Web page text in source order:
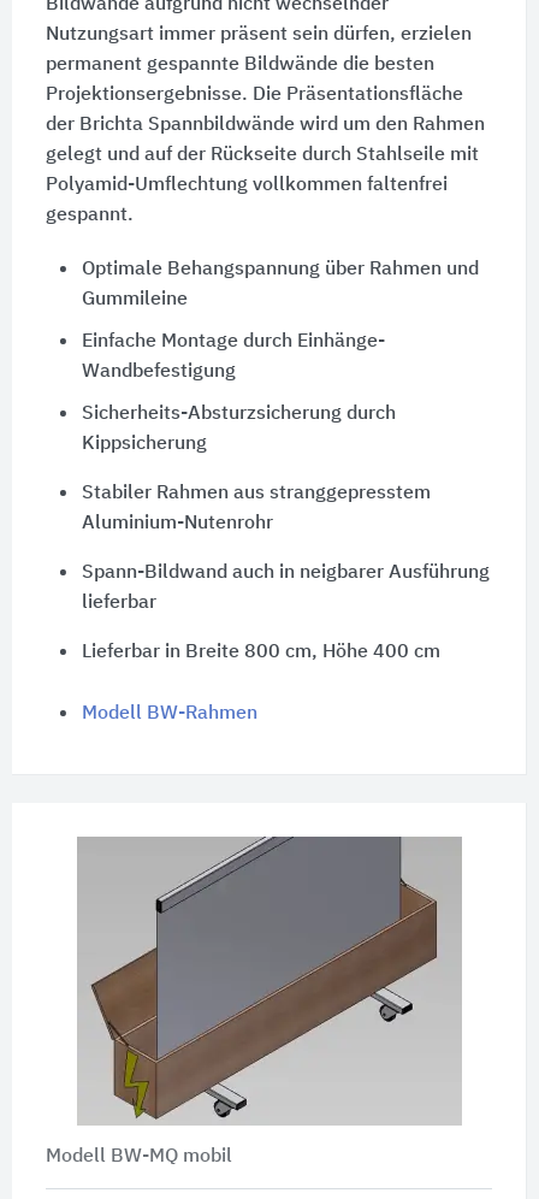
Bildwände aufgrund nicht wechselnder
Nutzungsart immer präsent sein dürfen, erzielen
permanent gespannte Bildwände die besten
Projektionsergebnisse. Die Präsentationsfläche
der Brichta Spannbildwände wird um den Rahmen
gelegt und auf der Rückseite durch Stahlseile mit
Polyamid-Umflechtung vollkommen faltenfrei
gespannt.
Optimale Behangspannung über Rahmen und
Gummileine
Einfache Montage durch Einhänge-
Wandbefestigung
Sicherheits-Absturzsicherung durch
Kippsicherung
Stabiler Rahmen aus stranggepresstem
Aluminium-Nutenrohr
Spann-Bildwand auch in neigbarer Ausführung
lieferbar
Lieferbar in Breite 800 cm, Höhe 400 cm
Modell BW-Rahmen
Modell BW-MQ mobil